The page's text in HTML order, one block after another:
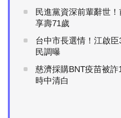
民進黨資深前輩辭世
享壽71歲
台中市長選情！江啟
民調曝
慈濟採購BNT疫苗被
時中清白